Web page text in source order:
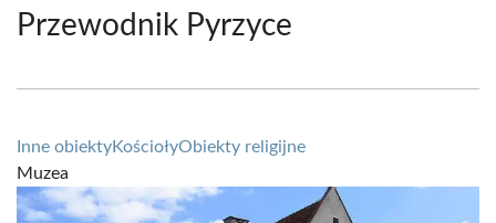
Przewodnik Pyrzyce
Inne obiektyKościołyObiekty religijne
Muzea